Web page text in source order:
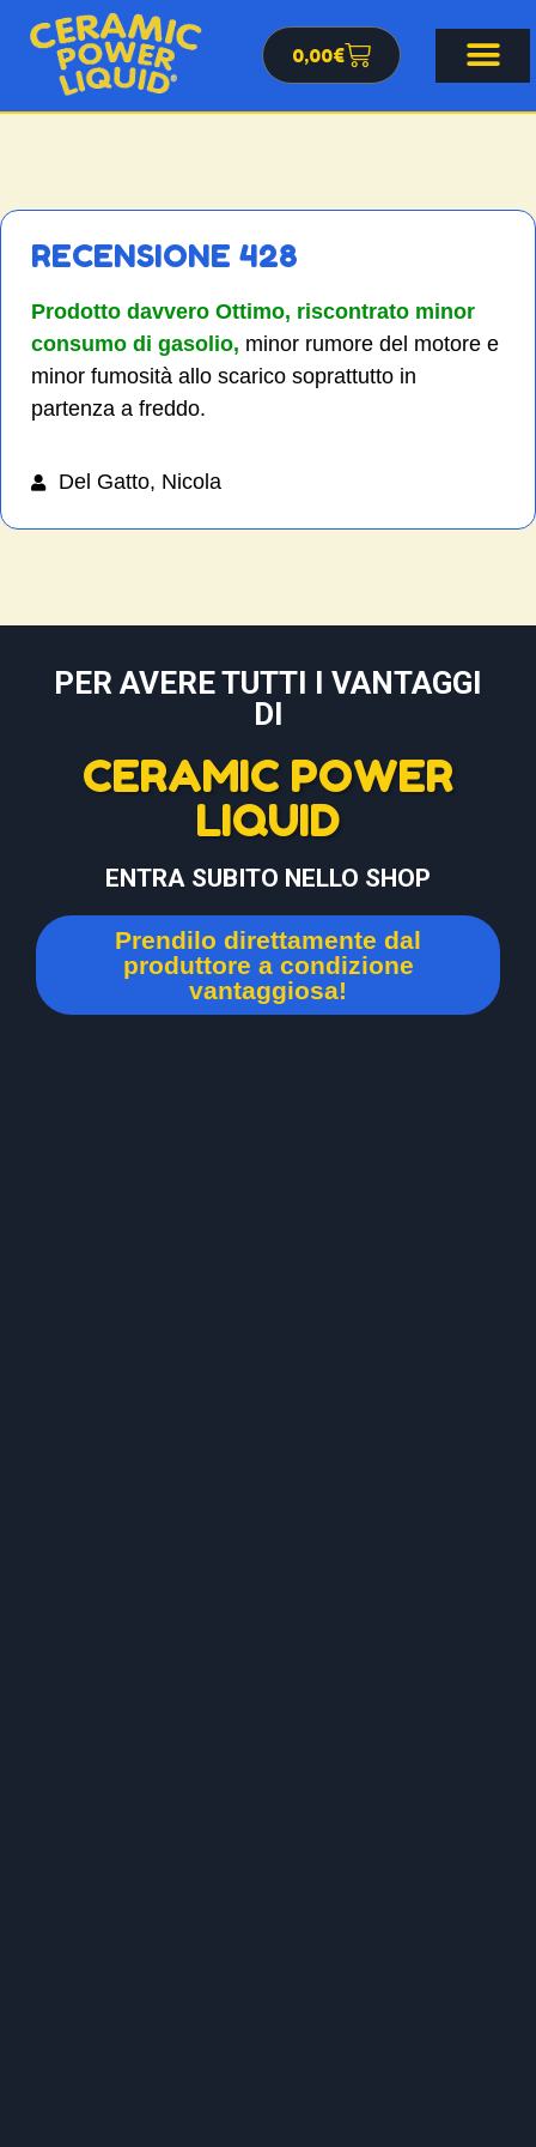
0,00€
RECENSIONE 428
Prodotto davvero Ottimo, riscontrato minor
consumo di gasolio, minor rumore del motore e
minor fumosità allo scarico soprattutto in
partenza a freddo.
Del Gatto, Nicola
PER AVERE TUTTI I VANTAGGI
DI
CERAMIC POWER
LIQUID
ENTRA SUBITO NELLO SHOP
Prendilo direttamente dal
produttore a condizione
vantaggiosa!